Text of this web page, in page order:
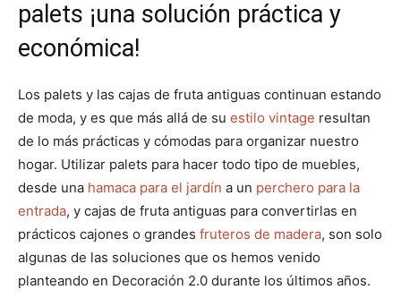
palets ¡una solución práctica y
económica!
Los palets y las cajas de fruta antiguas continuan estando
de moda, y es que más allá de su estilo vintage resultan
de lo más prácticas y cómodas para organizar nuestro
hogar. Utilizar palets para hacer todo tipo de muebles,
desde una hamaca para el jardín a un perchero para la
entrada, y cajas de fruta antiguas para convertirlas en
prácticos cajones o grandes fruteros de madera, son solo
algunas de las soluciones que os hemos venido
planteando en Decoración 2.0 durante los últimos años.